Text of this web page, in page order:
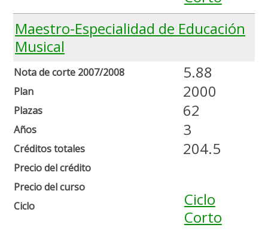
Maestro-Especialidad de Educación
Musical
Nota de corte 2007/2008
Plan
Plazas
Años
Créditos totales
Precio del crédito
Precio del curso
Ciclo
5.88
2000
62
3
204.5
Ciclo
Corto